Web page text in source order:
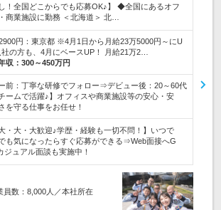
し！全国どこからでも応募OK♪】 ◆全国にあるオフ
商業施設に勤務 ＜北海道＞ 北…
円：東京都 ※4月1日から月給23万5000円～にU
社の方も、4月にベースUP！ 月給21万2…
収： 300～450万円
ー前：丁寧な研修でフォロー⇒デビュー後：20～60代
ームで活躍♪】オフィスや商業施設等の安心・安
を守る仕事をお任せ！
・大・大歓迎♪学歴・経験も一切不問！】いつで
も気になったらすぐ応募ができる⇒Web面接へG
ュアル面談も実施中！
員数：8,000人／本社所在